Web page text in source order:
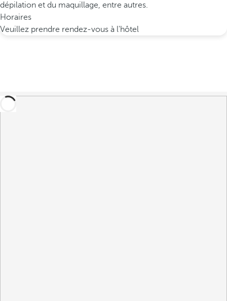
dépilation et du maquillage, entre autres.
Horaires
Veuillez prendre rendez-vous à l'hôtel